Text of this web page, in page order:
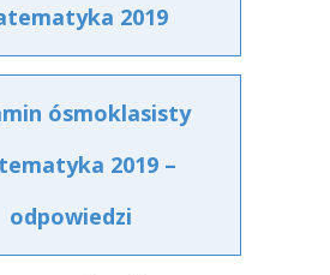
2019
ósmoklasisty
2019 –
odpowiedzi